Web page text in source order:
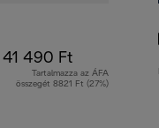
41 490 Ft
Tartalmazza az ÁFA
összegét 8821 Ft (27%)